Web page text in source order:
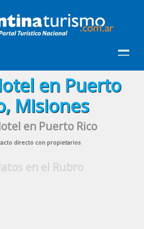
en Puerto
Misiones
en Puerto Rico
directo con propietarios
en el Rubro